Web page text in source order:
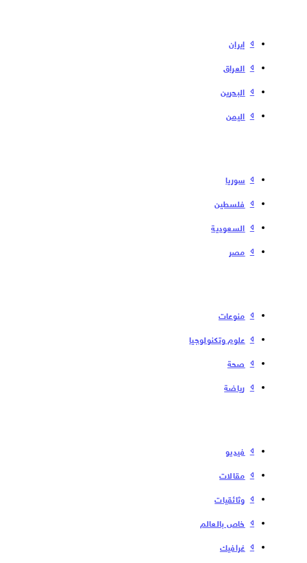
إیران
العراق
البحرین
الیمن
سوریا
فلسطین
السعودية
مصر
منوعات
علوم وتكنولوجيا
صحة
رياضة
فیدیو
مقالات
وثائقيات
خاص بالعالم
غرافيك